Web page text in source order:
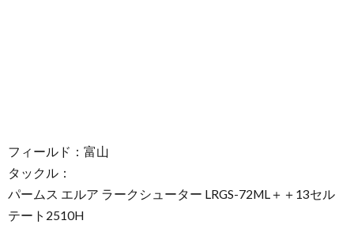
フィールド：富山
タックル：
パームス エルア ラークシューター LRGS-72ML＋＋13セル
テート2510H